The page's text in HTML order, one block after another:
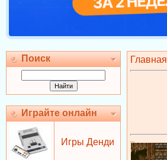
Поиск
Играйте онлайн
Игры Денди
Главная